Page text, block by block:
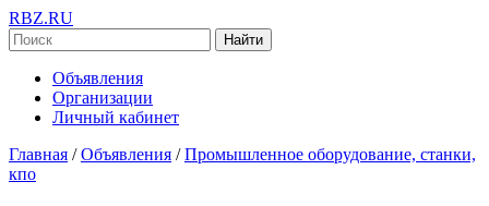
RBZ.RU
Найти
Объявления
Организации
Личный кабинет
Главная / Объявления / Промышленное оборудование, станки,
кпо